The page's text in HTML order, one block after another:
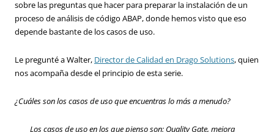
sobre las preguntas que hacer para preparar la instalación de un
proceso de análisis de código ABAP, donde hemos visto que eso
depende bastante de los casos de uso.
Le pregunté a Walter, Director de Calidad en Drago Solutions, quien
nos acompaña desde el principio de esta serie.
¿Cuáles son los casos de uso que encuentras lo más a menudo?
Los casos de uso en los que pienso son: Quality Gate, mejora